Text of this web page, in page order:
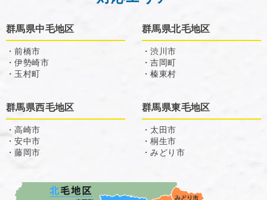
群馬県中毛地区
・前橋市
・伊勢崎市
・玉村町
群馬県北毛地区
・渋川市
・吉岡町
・榛東村
群馬県西毛地区
・高崎市
・安中市
・藤岡市
群馬県東毛地区
・太田市
・桐生市
・みどり市